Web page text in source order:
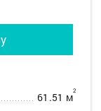
61.51 м2